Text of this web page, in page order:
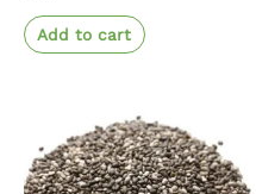
Add to cart